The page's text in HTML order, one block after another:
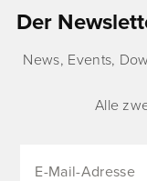
Der
News, Events,
Alle